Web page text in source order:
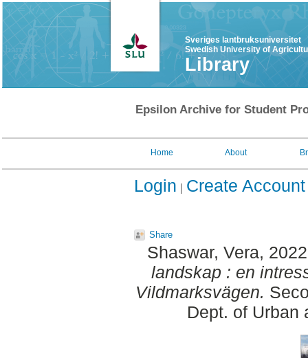
Sveriges lantbruksuniversitet
Swedish University of
Library
Epsilon Archive for Student
Home About
Login Create Account
Share
Shaswar, Vera,
landskap : en
Vildmarksvägen.
Dept. of Urban